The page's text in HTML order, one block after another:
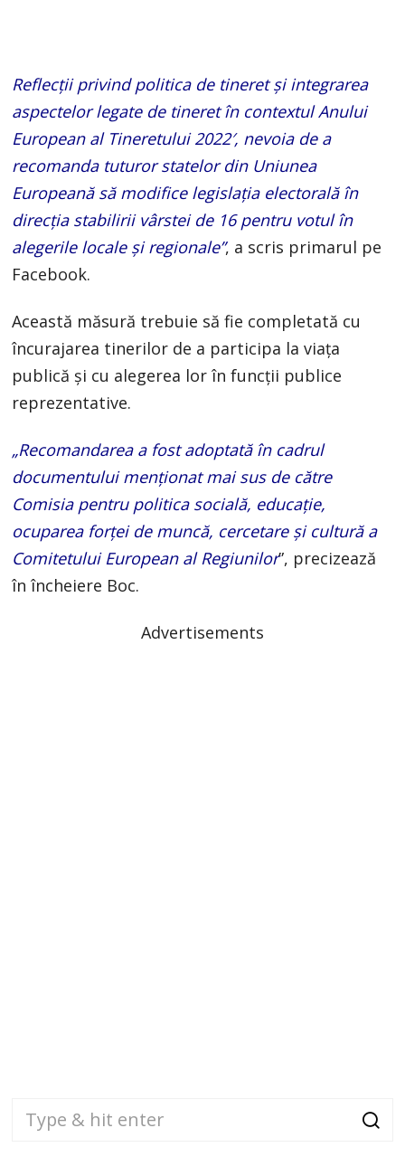
Reflecții privind politica de tineret și integrarea
aspectelor legate de tineret în contextul Anului
European al Tineretului 2022′, nevoia de a
recomanda tuturor statelor din Uniunea
Europeană să modifice legislația electorală în
direcția stabilirii vârstei de 16 pentru votul în
alegerile locale și regionale”, a scris primarul pe
Facebook.
Această măsură trebuie să fie completată cu
încurajarea tinerilor de a participa la viața
publică și cu alegerea lor în funcții publice
reprezentative.
„Recomandarea a fost adoptată în cadrul
documentului menționat mai sus de către
Comisia pentru politica socială, educație,
ocuparea forței de muncă, cercetare și cultură a
Comitetului European al Regiunilor”, precizează
în încheiere Boc.
Advertisements